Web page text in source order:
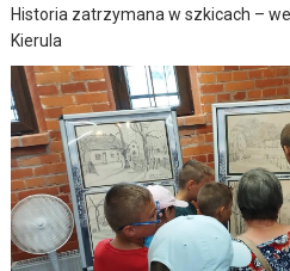
Historia zatrzymana w szkicach –
Kierula